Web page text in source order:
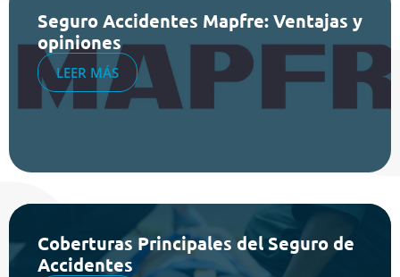
Seguro Accidentes Mapfre: Ventajas y
opiniones
LEER MÁS
Coberturas Principales del Seguro de
Accidentes